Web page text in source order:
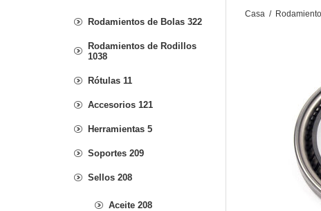
Casa /
Rodamientos de Bolas 322
Rodamientos de Rodillos
1038
Rótulas 11
Accesorios 121
Herramientas 5
Soportes 209
Sellos 208
Aceite 208